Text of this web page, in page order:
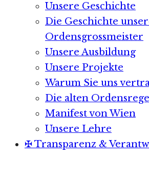
Unsere Geschichte
Die Geschichte
Ordensgrossmeister
Unsere Ausbildung
Unsere Projekte
Warum Sie uns
Die alten
Manifest von Wien
Unsere Lehre
✠ Transparenz &